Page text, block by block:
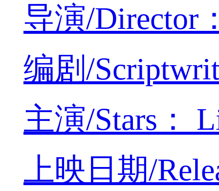
导演/Director
编剧/
主演/Stars：
上映日期/